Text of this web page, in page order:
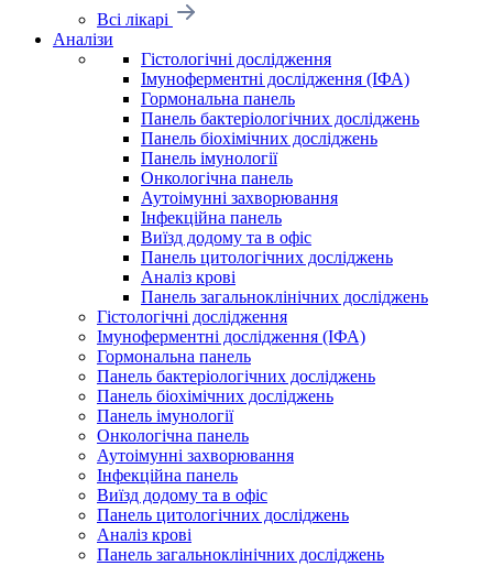
Всі лікарі
Аналізи
Гістологічні дослідження
Імуноферментні дослідження (ІФА)
Гормональна панель
Панель бактеріологічних досліджень
Панель біохімічних досліджень
Панель імунології
Онкологічна панель
Аутоімунні захворювання
Інфекційна панель
Виїзд додому та в офіс
Панель цитологічних досліджень
Аналіз крові
Панель загальноклінічних досліджень
Гістологічні дослідження
Імуноферментні дослідження (ІФА)
Гормональна панель
Панель бактеріологічних досліджень
Панель біохімічних досліджень
Панель імунології
Онкологічна панель
Аутоімунні захворювання
Інфекційна панель
Виїзд додому та в офіс
Панель цитологічних досліджень
Аналіз крові
Панель загальноклінічних досліджень